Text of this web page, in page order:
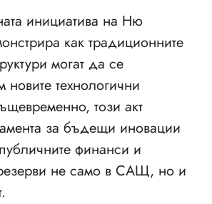
инициатива на Ню
как традиционните
могат да се
новите технологични
този акт
за бъдещи иновации
финанси и
не само в САЩ, но и